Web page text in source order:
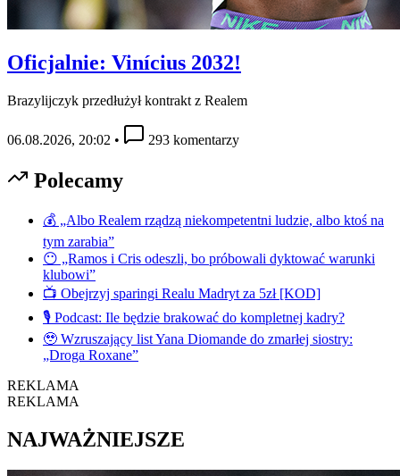
Oficjalnie: Vinícius 2032!
Brazylijczyk przedłużył kontrakt z Realem
06.08.2026, 20:02 • 293 komentarzy
Polecamy
💰 „Albo Realem rządzą niekompetentni ludzie, albo ktoś na
tym zarabia”
😶 „Ramos i Cris odeszli, bo próbowali dyktować warunki
klubowi”
📺 Obejrzyj sparingi Realu Madryt za 5zł [KOD]
🎙️ Podcast: Ile będzie brakować do kompletnej kadry?
🥹 Wzruszający list Yana Diomande do zmarłej siostry:
„Droga Roxane”
REKLAMA
REKLAMA
NAJWAŻNIEJSZE